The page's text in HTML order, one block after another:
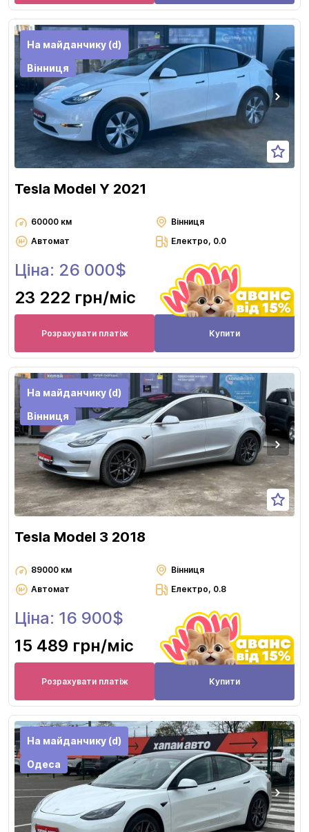
На майданчику (d)
Вінниця
Tesla Model Y 2021
60000 км
Вінниця
Автомат
Електро, 0.0
Ціна: 26 000$
23 222 грн/міс
Розрахувати платіж Купити
На майданчику (d)
Вінниця
Tesla Model 3 2018
89000 км
Вінниця
Автомат
Електро, 0.8
Ціна: 16 900$
15 489 грн/міс
Розрахувати платіж Купити
На майданчику (d)
Одеса